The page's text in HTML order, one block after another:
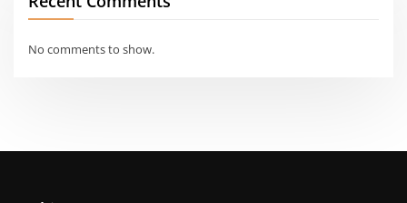
No comments to show.